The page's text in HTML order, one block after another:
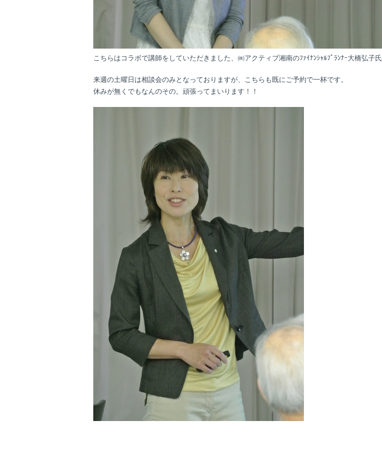
こちらはコラボで講師をしていただきました、㈱アクティブ湘南のﾌｧｲﾅﾝｼｬﾙﾌﾟﾗﾝﾅｰ大橋弘子氏
来週の土曜日は相談会のみとなっておりますが、こちらも既にご予約で一杯です。
休みが無くでもなんのその。頑張ってまいります！！